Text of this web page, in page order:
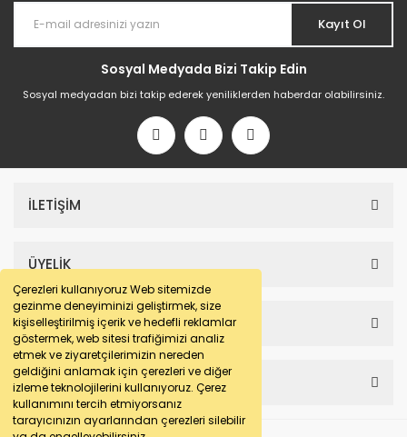
Çerezleri kullanıyoruz Web sitemizde
gezinme deneyiminizi geliştirmek, size
kişiselleştirilmiş içerik ve hedefli reklamlar
göstermek, web sitesi trafiğimizi analiz
etmek ve ziyaretçilerimizin nereden
geldiğini anlamak için çerezleri ve diğer
izleme teknolojilerini kullanıyoruz. Çerez
kullanımını tercih etmiyorsanız
tarayıcınızın ayarlarından çerezleri silebilir
Kayıt Ol
Sosyal Medyada Bizi Takip Edin
Sosyal medyadan bizi takip ederek yeniliklerden haberdar olabilirsiniz.
İLETİŞİM
ÜYELİK
SAYFALAR
HESABIM